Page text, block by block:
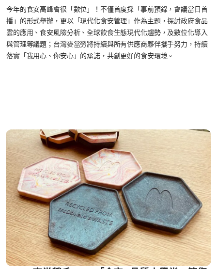
今年的食安高峰會很「數位」！不僅首度採「事前預錄，會議當日首
播」的形式舉辦，更以「現代化食安管理」作為主題，探討政府食品
雲的應用、食安風險分析、全球飲食生態現代化趨勢，及數位化導入
與管理等議題；台灣麥當勞將持續與所有供應商夥伴攜手努力，持續
落實「我用心、你安心」的承諾，共創更好的食安環境。